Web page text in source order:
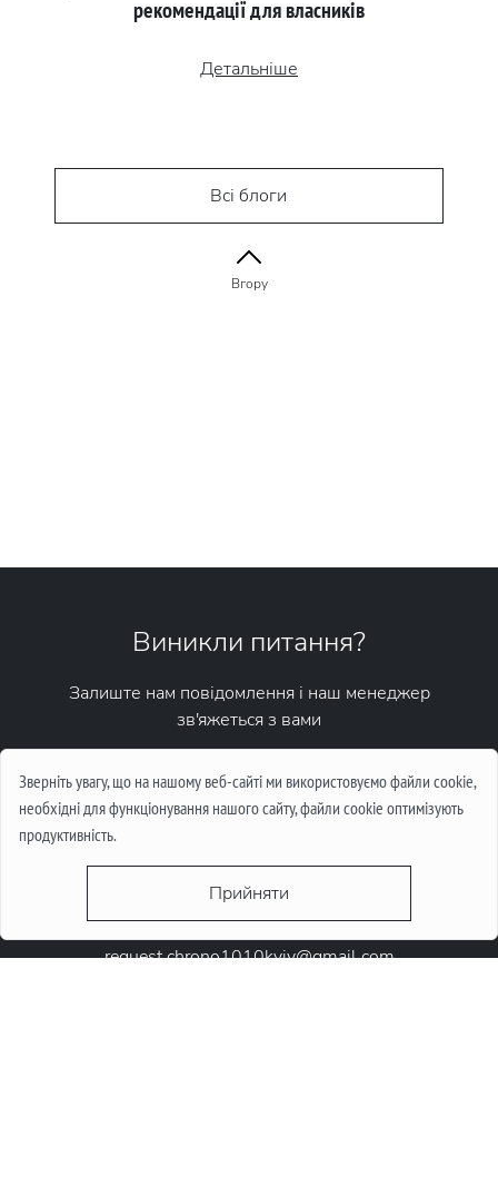
Зверніть увагу, що на нашому веб-сайті ми використовуємо файли cookie,
необхідні для функціонування нашого сайту, файли cookie оптимізують
продуктивність.
Прийняти
рекомендації для власників
Детальніше
Всі блоги
Вгору
request.chrono1010kyiv@gmail.com
Виникли питання?
Залиште нам повідомлення і наш менеджер
зв'яжеться з вами
Написати повідомлення